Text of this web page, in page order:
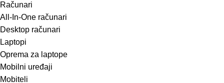
Računari
All-In-One računari
Desktop računari
Laptopi
Oprema za laptope
Mobilni uređaji
Mobiteli